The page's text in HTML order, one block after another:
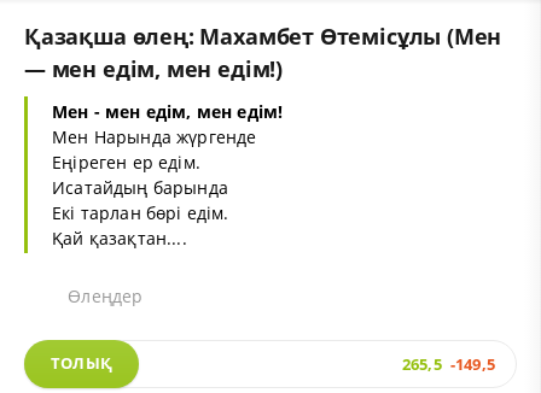
Қазақша өлең: Махамбет Өтемісұлы (Мен
— мен едім, мен едім!)
Мен - мен едім, мен едім!
Мен Нарында жүргенде
Еңіреген ер едім.
Исатайдың барында
Екі тарлан бөрі едім.
Қай қазақтан....
Өлеңдер
ТОЛЫҚ 265,5 -149,5